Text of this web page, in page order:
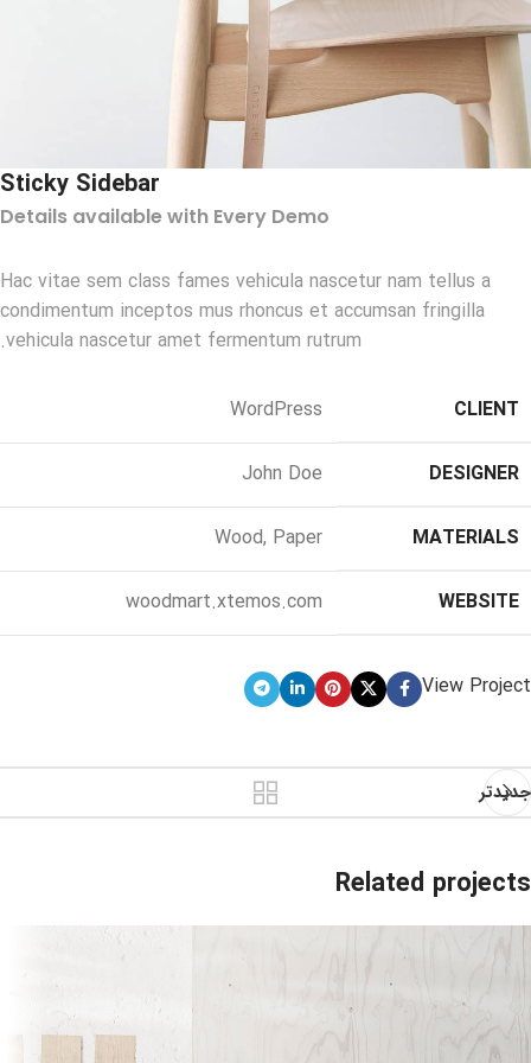
Sticky Sidebar
Details available with Every Demo
Hac vitae sem class fames vehicula nascetur nam tellus a
condimentum inceptos mus rhoncus et accumsan fringilla
vehicula nascetur amet fermentum rutrum.
CLIENT
WordPress
DESIGNER
John Doe
MATERIALS
Wood, Paper
WEBSITE
woodmart.xtemos.com
View Project
جدیدتر
Related projects